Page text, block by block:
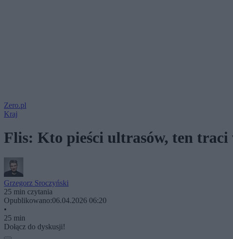
Zero.pl
Kraj
Flis: Kto pieści ultrasów, ten traci
Grzegorz Sroczyński
25 min czytania
Opublikowano:06.04.2026 06:20
•
25 min
Dołącz do dyskusji!